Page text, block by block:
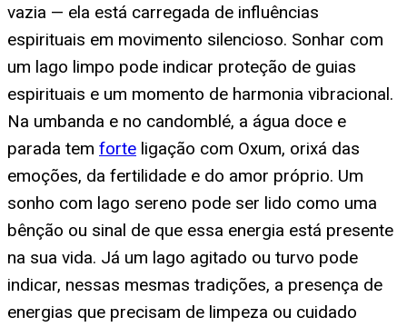
vazia — ela está carregada de influências
espirituais em movimento silencioso. Sonhar com
um lago limpo pode indicar proteção de guias
espirituais e um momento de harmonia vibracional.
Na umbanda e no candomblé, a água doce e
parada tem forte ligação com Oxum, orixá das
emoções, da fertilidade e do amor próprio. Um
sonho com lago sereno pode ser lido como uma
bênção ou sinal de que essa energia está presente
na sua vida. Já um lago agitado ou turvo pode
indicar, nessas mesmas tradições, a presença de
energias que precisam de limpeza ou cuidado